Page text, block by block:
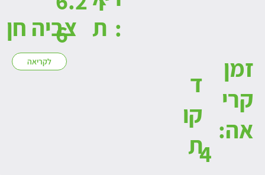
צביה חן
לקריאה
6
: ת
זמן
קרי
אה:
4
ד
קו
ת